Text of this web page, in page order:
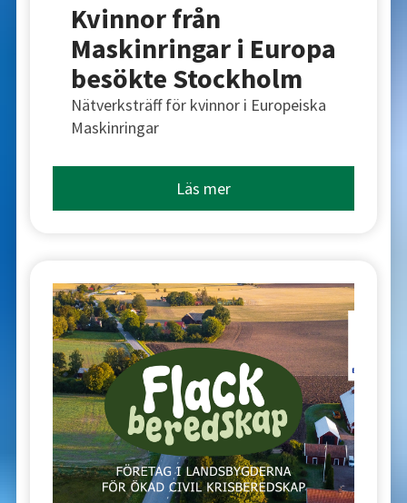
Kvinnor från
Maskinringar i Europa
besökte Stockholm
Nätverksträff för kvinnor i Europeiska
Maskinringar
Läs mer